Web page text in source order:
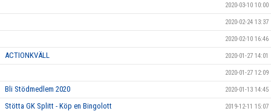
2020-03-10 10:00
2020-02-24 13:37
2020-02-10 16:46
ACTIONKVÄLL 2020-01-27 14:01
2020-01-27 12:09
Bli Stödmedlem 2020 2020-01-13 14:45
Stötta GK Splitt - Köp en Bingolott 2019-12-11 15:07